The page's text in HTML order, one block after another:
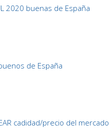
2020 buenas de España
de España
cadidad/precio del mercado